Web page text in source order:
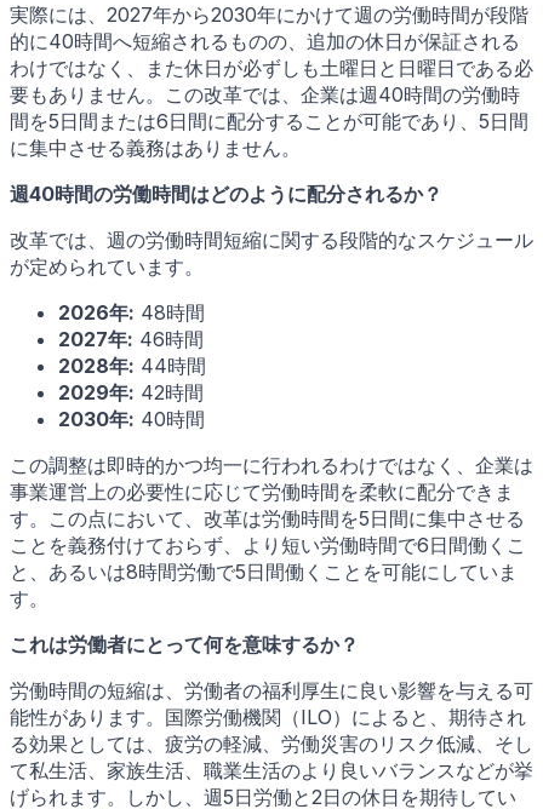
実際には、2027年から2030年にかけて週の労働時間が段階
的に40時間へ短縮されるものの、追加の休日が保証される
わけではなく、また休日が必ずしも土曜日と日曜日である必
要もありません。この改革では、企業は週40時間の労働時
間を5日間または6日間に配分することが可能であり、5日間
に集中させる義務はありません。
週40時間の労働時間はどのように配分されるか？
改革では、週の労働時間短縮に関する段階的なスケジュール
が定められています。
2026年: 48時間
2027年: 46時間
2028年: 44時間
2029年: 42時間
2030年: 40時間
この調整は即時的かつ均一に行われるわけではなく、企業は
事業運営上の必要性に応じて労働時間を柔軟に配分できま
す。この点において、改革は労働時間を5日間に集中させる
ことを義務付けておらず、より短い労働時間で6日間働くこ
と、あるいは8時間労働で5日間働くことを可能にしていま
す。
これは労働者にとって何を意味するか？
労働時間の短縮は、労働者の福利厚生に良い影響を与える可
能性があります。国際労働機関（ILO）によると、期待され
る効果としては、疲労の軽減、労働災害のリスク低減、そし
て私生活、家族生活、職業生活のより良いバランスなどが挙
げられます。しかし、週5日労働と2日の休日を期待してい